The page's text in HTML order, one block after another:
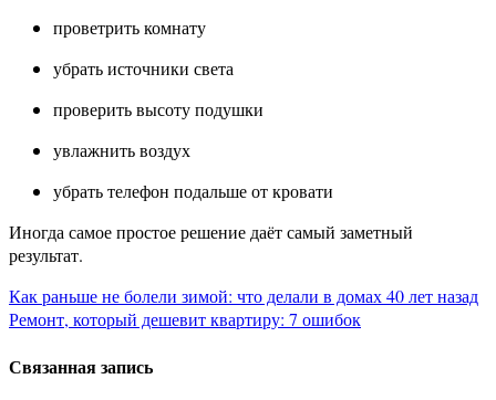
проветрить комнату
убрать источники света
проверить высоту подушки
увлажнить воздух
убрать телефон подальше от кровати
Иногда самое простое решение даёт самый заметный
результат.
Навигация
по
записям
Как раньше не болели зимой: что делали в домах 40 лет назад
Ремонт, который дешевит квартиру: 7 ошибок
Связанная запись